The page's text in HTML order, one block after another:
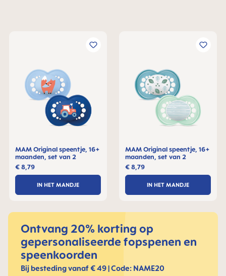
Ontvang 20% korting op
gepersonaliseerde fopspenen en
speenkoorden
Bij besteding vanaf € 49 | Code: NAME20
MAM Original speentje, 16+
maanden, set van 2
€ 8,79
IN HET MANDJE
MAM Original speentje, 16+
maanden, set van 2
€ 8,79
IN HET MANDJE